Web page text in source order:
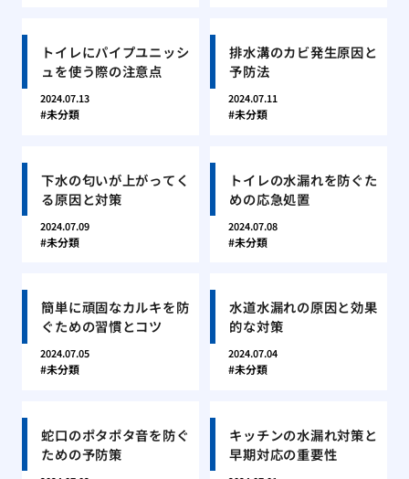
トイレにパイプユニッシ
ュを使う際の注意点
2024.07.13
未分類
排水溝のカビ発生原因と
予防法
2024.07.11
未分類
下水の匂いが上がってく
る原因と対策
2024.07.09
未分類
トイレの水漏れを防ぐた
めの応急処置
2024.07.08
未分類
簡単に頑固なカルキを防
ぐための習慣とコツ
2024.07.05
未分類
水道水漏れの原因と効果
的な対策
2024.07.04
未分類
蛇口のポタポタ音を防ぐ
ための予防策
キッチンの水漏れ対策と
早期対応の重要性